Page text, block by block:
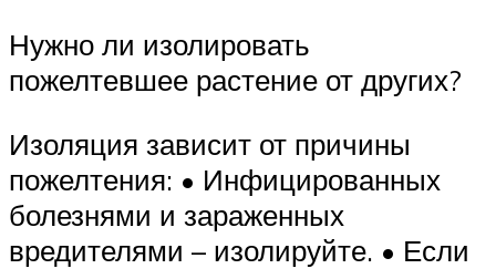
Нужно ли изолировать
пожелтевшее растение от других?
Изоляция зависит от причины
пожелтения: • Инфицированных
болезнями и зараженных
вредителями – изолируйте. • Если